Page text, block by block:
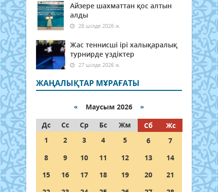
Айзере шахматтан қос алтын
алды
28 шілде 2026 ж.
Жас теннисші ірі халықаралық
турнирде үздіктер
27 шілде 2026 ж.
ЖАҢАЛЫҚТАР МҰРАҒАТЫ
« Маусым 2026 »
Дс
Сс Ср Бс Жм Сб
Жс
1
2 3 4 5 6
7
8
9 10 11 12 13
14
15
16 17 18 19 20
21